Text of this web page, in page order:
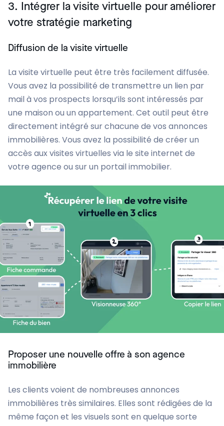
3. Intégrer la visite virtuelle pour améliorer
votre stratégie marketing
Diffusion de la visite virtuelle
La visite virtuelle peut être très facilement diffusée.
Vous avez la possibilité de transmettre un lien par
mail à vos prospects lorsqu’ils sont intéressés par
une maison ou un appartement. Cet outil peut être
directement intégré sur chacune de vos annonces
immobilières. Vous avez la possibilité de créer un
accès aux visites virtuelles via le site internet de
votre agence ou sur un portail immobilier.
Proposer une nouvelle offre à son agence
immobilière
Les clients voient de nombreuses annonces
immobilières très similaires. Elles sont rédigées de la
même façon et les visuels sont en quelque sorte